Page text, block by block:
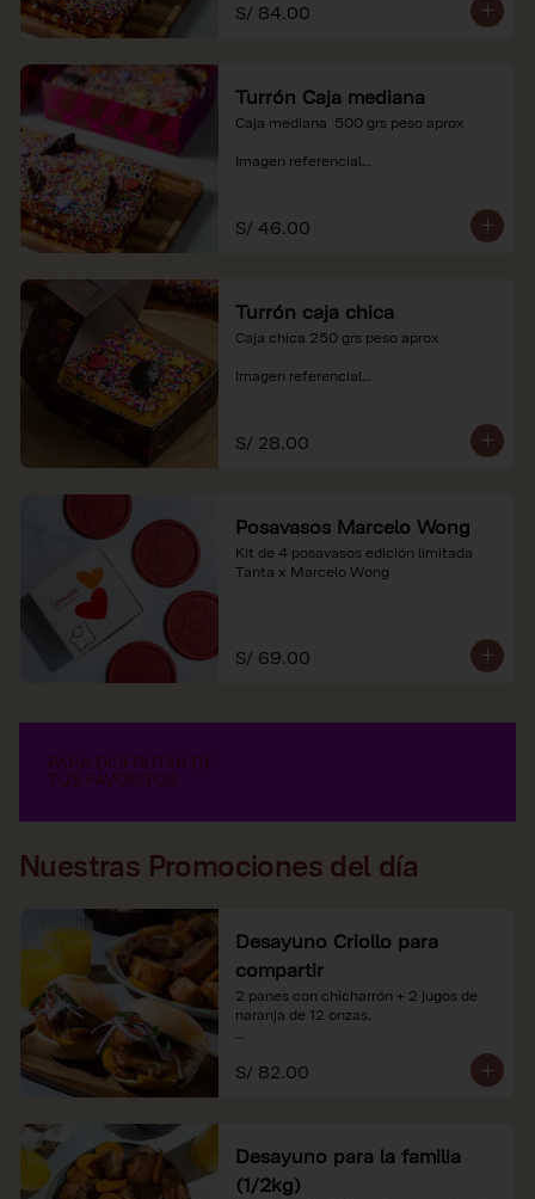
S/ 84.00
Turrón Caja mediana
Caja mediana  500 grs peso aprox
Imagen referencial
soles e incluyen impuestos de ley y
recargo al consumo.
S/ 46.00
Turrón caja chica
Caja chica 250 grs peso aprox
Imagen referencial
soles e incluyen impuestos de ley y
recargo al consumo.
S/ 28.00
Posavasos Marcelo Wong
Kit de 4 posavasos edición limitada
Tanta x Marcelo Wong
S/ 69.00
Nuestras Promociones del día
Desayuno Criollo para
compartir
2 panes con chicharrón + 2 jugos de
naranja de 12 onzas.
*Nuestros precios están expresados en
soles e incluyen impuestos de ley y
S/ 82.00
Desayuno para la familia
(1/2kg)